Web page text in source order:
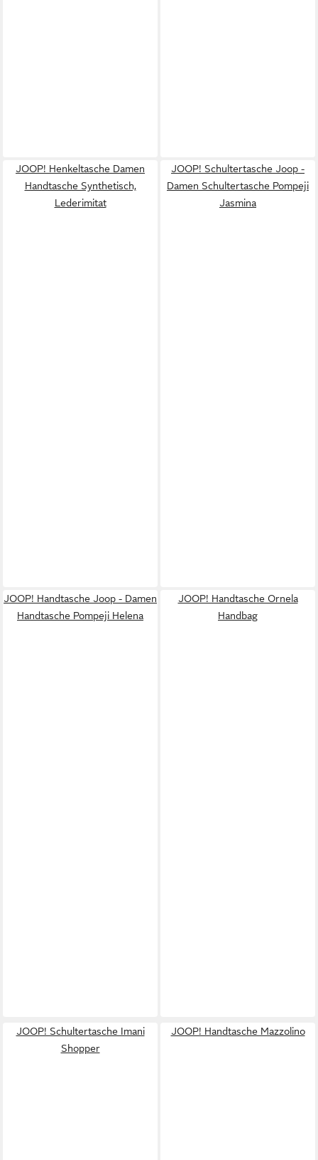
JOOP! Henkeltasche Damen
Handtasche Synthetisch,
Lederimitat
JOOP! Schultertasche Joop -
Damen Schultertasche Pompeji
Jasmina
JOOP! Handtasche Joop - Damen
Handtasche Pompeji Helena
JOOP! Handtasche Ornela
Handbag
JOOP! Schultertasche Imani
Shopper
JOOP! Handtasche Mazzolino